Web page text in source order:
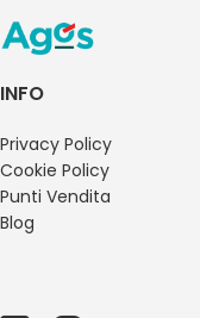
INFO
Privacy Policy
Cookie Policy
Punti Vendita
Blog